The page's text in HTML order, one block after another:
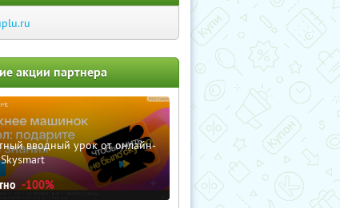
акции партнера
вводный урок от онлайн-
-100%